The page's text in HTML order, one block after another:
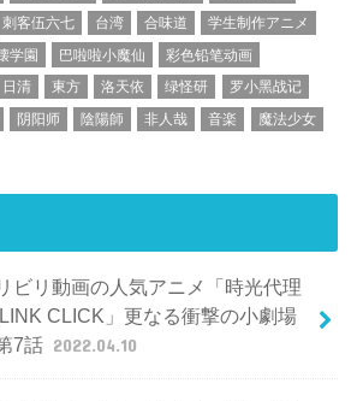
刺客伍六七 台湾 合味道
学生制作アニメ
学園 巴啦啦小魔仙
彩色铅笔动画
日清 東方 洛天依 绿怪研
罗小黑战记
阴阳师 陰陽師 非人哉 音楽 魔法少女
ビリ動画の人気アニメ「時光代理
LINK CLICK」更なる衝撃の小劇場
7話 2022.04.10